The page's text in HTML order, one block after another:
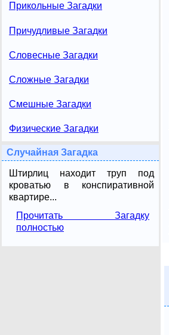
Прикольные Загадки
Причудливые Загадки
Словесные Загадки
Сложные Загадки
Смешные Загадки
Физические Загадки
Случайная Загадка
Штирлиц находит труп под
кроватью в конспиративной
квартире...
Прочитать Загадку
полностью